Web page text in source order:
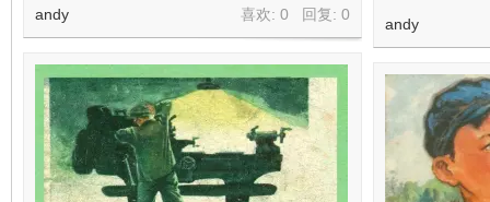
喜欢: 0 回复: 0
andy
andy